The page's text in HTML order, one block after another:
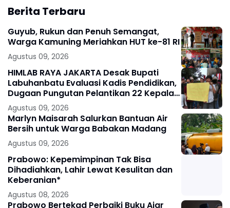
Berita Terbaru
Guyub, Rukun dan Penuh Semangat,
Warga Kamuning Meriahkan HUT ke-81 RI
Agustus 09, 2026
HIMLAB RAYA JAKARTA Desak Bupati
Labuhanbatu Evaluasi Kadis Pendidikan,
Dugaan Pungutan Pelantikan 22 Kepala
Sekolah Diminta Diusut
Agustus 09, 2026
Marlyn Maisarah Salurkan Bantuan Air
Bersih untuk Warga Babakan Madang
Agustus 09, 2026
Prabowo: Kepemimpinan Tak Bisa
Dihadiahkan, Lahir Lewat Kesulitan dan
Keberanian*
Agustus 08, 2026
Prabowo Bertekad Perbaiki Buku Ajar